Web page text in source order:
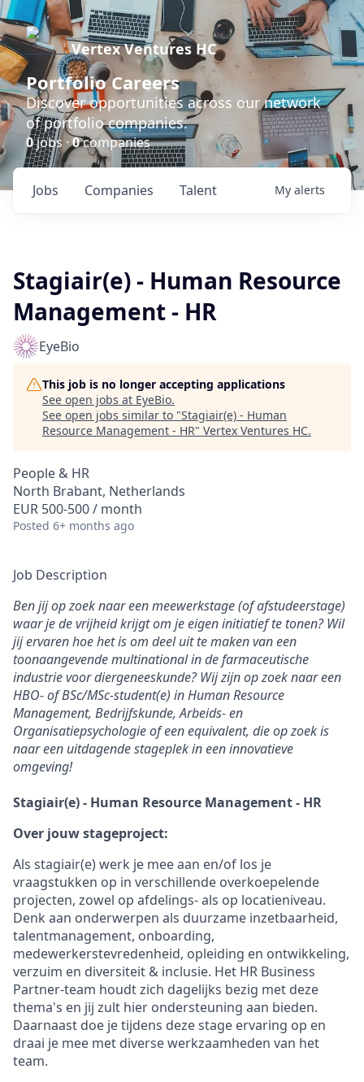
Vertex Ventures HC
Portfolio Careers
Discover opportunities across our network
of portfolio companies.
0jobs ·0companies
Jobs Companies Talent My alerts
Stagiair(e) - Human Resource
Management - HR
EyeBio
This job is no longer accepting applications
See open jobs at EyeBio.
See open jobs similar to "Stagiair(e) - Human
Resource Management - HR" Vertex Ventures HC.
People & HR
North Brabant, Netherlands
EUR 500-500 / month
Posted 6+ months ago
Job Description
Ben jij op zoek naar een meewerkstage (of afstudeerstage)
waar je de vrijheid krijgt om je eigen initiatief te tonen? Wil
jij ervaren hoe het is om deel uit te maken van een
toonaangevende multinational in de farmaceutische
industrie voor diergeneeskunde? Wij zijn op zoek naar een
HBO- of BSc/MSc-student(e) in Human Resource
Management, Bedrijfskunde, Arbeids- en
Organisatiepsychologie of een equivalent, die op zoek is
naar een uitdagende stageplek in een innovatieve
omgeving!
Stagiair(e) - Human Resource Management - HR
Over jouw stageproject:
Als stagiair(e) werk je mee aan en/of los je
vraagstukken op in verschillende overkoepelende
projecten, zowel op afdelings- als op locatieniveau.
Denk aan onderwerpen als duurzame inzetbaarheid,
talentmanagement, onboarding,
medewerkerstevredenheid, opleiding en ontwikkeling,
verzuim en diversiteit & inclusie. Het HR Business
Partner-team houdt zich dagelijks bezig met deze
thema's en jij zult hier ondersteuning aan bieden.
Daarnaast doe je tijdens deze stage ervaring op en
draai je mee met diverse werkzaamheden van het
team.